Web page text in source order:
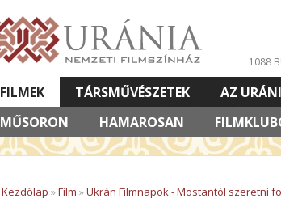
1088
FILMEK
MŰSORON
HAMAROSAN
TÁRSMŰVÉSZETEK AZ
VETÍTETT KÉPES ELŐADÁSOK
Kezdőlap »Film »Ukrán Filmnapok - Mostantól szeretni